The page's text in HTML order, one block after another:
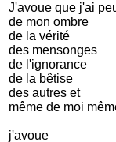
J'avoue que j'ai
de mon ombre
de la vérité
des mensonges
de l'ignorance
de la bêtise
des autres et
même de moi
j'avoue